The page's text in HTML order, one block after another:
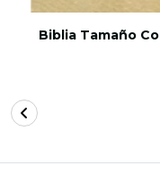
Biblia Tamaño